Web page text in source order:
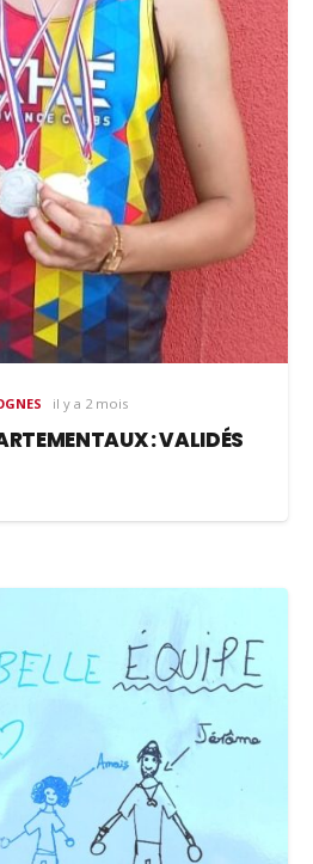
il y a 2 mois
: VALIDÉS